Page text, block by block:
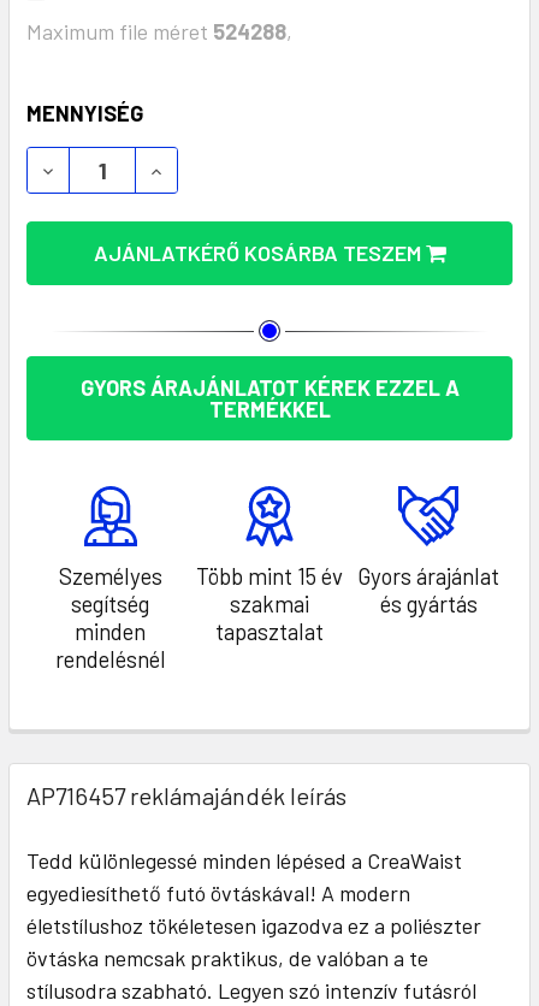
Maximum file méret 524288,
KÉSZLET:
MENNYISÉG
AJÁNLATKÉRŐ KOSÁRBA TESZEM
GYORS ÁRAJÁNLATOT KÉREK EZZEL A
TERMÉKKEL
Személyes
segítség
minden
rendelésnél
Több mint 15 év
szakmai
tapasztalat
Gyors árajánlat
és gyártás
AP716457 reklámajándék leírás
Tedd különlegessé minden lépésed a CreaWaist
egyediesíthető futó övtáskával! A modern
életstílushoz tökéletesen igazodva ez a poliészter
övtáska nemcsak praktikus, de valóban a te
stílusodra szabható. Legyen szó intenzív futásról